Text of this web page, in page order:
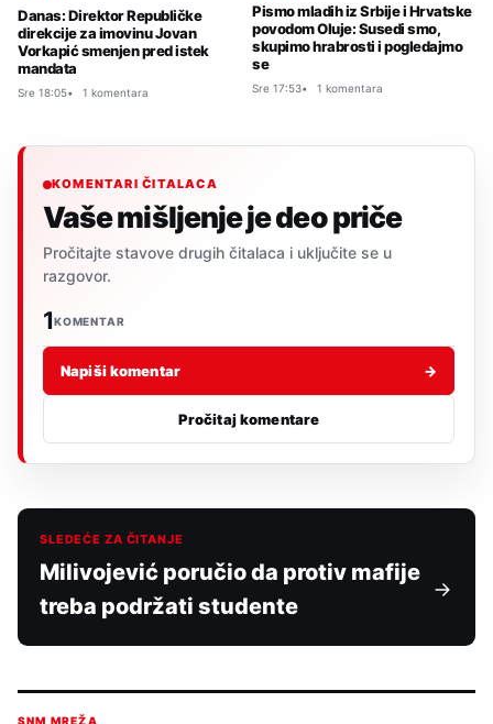
Danas: Direktor Republičke
direkcije za imovinu Jovan
Vorkapić smenjen pred istek
mandata
Sre 18:05 1 komentara
Pismo mladih iz Srbije i Hrvatske
povodom Oluje: Susedi smo,
skupimo hrabrosti i pogledajmo
se
Sre 17:53 1 komentara
KOMENTARI ČITALACA
Vaše mišljenje je deo priče
Pročitajte stavove drugih čitalaca i uključite se u
razgovor.
1KOMENTAR
Napiši komentar →
Pročitaj komentare
SLEDEĆE ZA ČITANJE
Milivojević poručio da protiv mafije
treba podržati studente
SNM MREŽA